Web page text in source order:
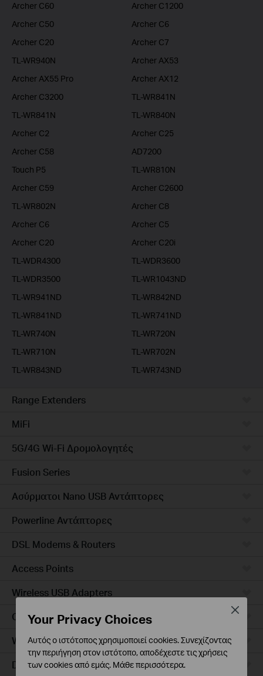
Archer C60
Archer C1200
Archer C50
Archer C6
Archer C20
Archer C7
TL-WR940N
Archer AX53
Archer AX55 Pro
Archer AX12
Archer C3200
TL-WR841N
TL-WR841N
TL-WR840N
Archer C2
Archer C25
Archer C58
AD7200
Touch P5
TL-WR810N
Archer C59
Archer C2600
TL-WR802N
Archer C8
Archer C6
Archer C5
Archer C20
Archer C20i
TL-WDR4300
TL-WDR3600
TL-WDR3500
TL-WR1043ND
TL-WR941ND
TL-WR842ND
TL-WR841ND
TL-WR741ND
TL-WR740N
TL-WR720N
TL-WR710N
TL-WR702N
TL-WR843ND
TL-WR743ND
Range Extenders
MiFi
5G/4G Wi-Fi Δρομολογητές
Fusion Series
Ασύρματοι Nano USB Αντάπτορες
Powerline Αντάπτορες
DSL Modems & Routers
Access Points
Wireless USB Adapters
Ceiling Mount
Wall Plate
Desktop
Your Privacy Choices
Αυτός ο ιστότοπος χρησιμοποιεί cookies. Συνεχίζοντας
την περιήγηση στον ιστότοπο, αποδέχεστε τις χρήσεις
των cookies από εμάς. Μάθε περισσότερα.
Close